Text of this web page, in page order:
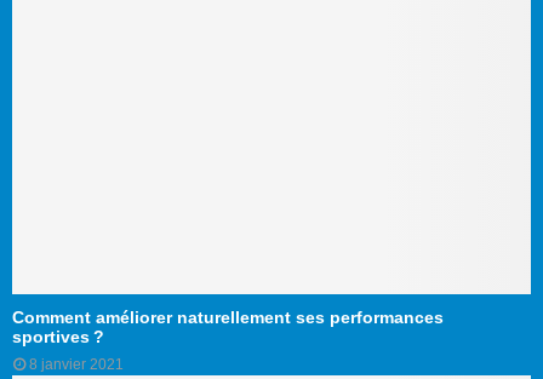
Comment améliorer naturellement ses performances
sportives ?
8 janvier 2021